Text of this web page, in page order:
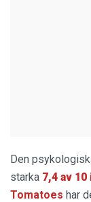
Den
starka 7,4 av 10
Tomatoes har